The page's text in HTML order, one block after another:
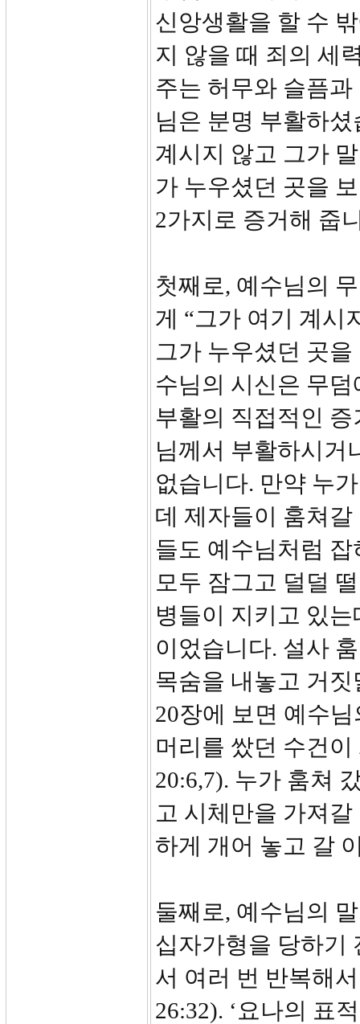
신앙생활을 할 수
지 않을 때 죄의 세
주는 허무와 슬픔
님은 분명 부활하
계시지 않고 그가
가 누우셨던 곳을
2가지로 증거해 줍
첫째로, 예수님의
게 “그가 여기 계시
그가 누우셨던 곳
수님의 시신은 무
부활의 직접적인
님께서 부활하시거
없습니다. 만약 누
데 제자들이 훔쳐
들도 예수님처럼
모두 잠그고 덜덜
병들이 지키고 있
이었습니다. 설사
목숨을 내놓고 거
20장에 보면 예수
머리를 쌌던 수건
20:6,7). 누가 훔쳐
고 시체만을 가져
하게 개어 놓고 갈
둘째로, 예수님의
십자가형을 당하기
서 여러 번 반복해
26:32). ‘요나의 표